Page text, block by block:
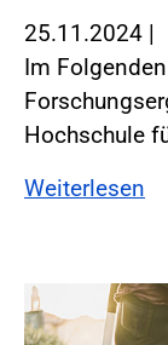
25.11.2024 |
Im
Hochschule
Weiterlesen